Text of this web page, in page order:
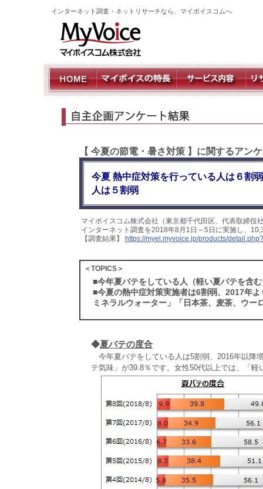
インターネット調査・ネットリサーチなら、マイボイスコムへ
【 今夏の節電・暑さ対策 】に関するアン
今夏 熱中症対策を行っている人は６割
人は５割弱
マイボイスコム株式会社（東京都千代田区、代表取締役
インターネット調査を2018年8月1日～5日に実施し、
【調査結果】
https://myel.myvoice.jp/products/
＜TOPICS＞
■今年夏バテをしている人（軽い夏バテを含
■今夏の熱中症対策実施者は6割弱、2017年
ミネラルウォーター」「日本茶、麦茶、ウ
◆夏バテの度合
今年夏バテをしている人は5割弱、2016年以降
テ気味」が39.8％です。女性50代以上では、「